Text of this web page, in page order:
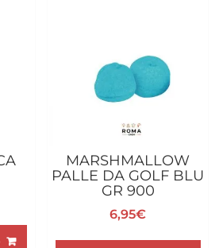
MARSHMALLOW
PALLE DA GOLF BLU
GR 900
6,95€